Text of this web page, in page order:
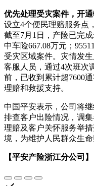
优先处理受灾案件，开
设立4个便民理赔服务点
截至7月1日，产险已完
中车险667.08万元；
受灾区域案件。灾情发
客服人员，通过4次班次
前，已收到累计超7600
理赔和救援支持。
中国平安表示，公司将
排查客户出险情况，调
理赔及客户关怀服务举
境，为维护人民群众生
【平安产险浙江分公司】